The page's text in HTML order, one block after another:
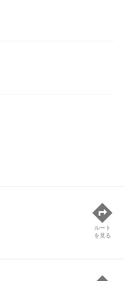
ルート
を見る